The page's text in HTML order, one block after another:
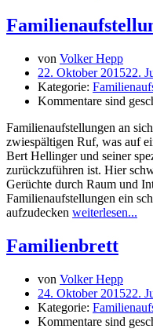
von Volker Hepp
22. Oktober 201522.
Kategorie:
Kommentare sind
Familienaufstellungen an
zwiespältigen Ruf, was auf
Bert Hellinger und seiner
zurückzuführen ist. Hier
Gerüchte durch Raum und
Familienaufstellungen ein
aufzudecken weiterlesen...
Familienbrett
von Volker Hepp
24. Oktober 201522.
Kategorie:
Kommentare sind